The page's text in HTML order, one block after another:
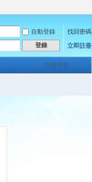
自動登錄
找回密碼
登錄 立即註冊
快捷導航